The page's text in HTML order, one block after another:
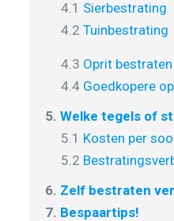
4.1 Sierbestrating
4.2 Tuinbestrating
4.3 Oprit bestraten
4.4 Goedkopere
5. Welke tegels of
5.1 Kosten per
5.2
6. Zelf bestraten
7. Bespaartips!